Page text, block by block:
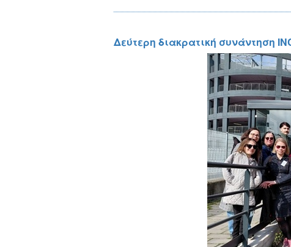
Δεύτερη διακρατική συνάντηση